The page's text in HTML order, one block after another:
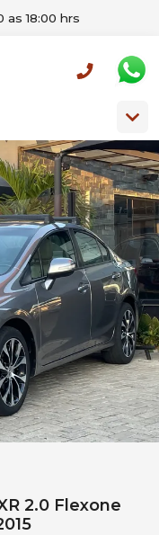
as 18:00 hrs
2.0 Flexone